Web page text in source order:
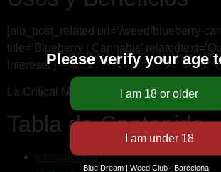
[aib_post_related url=’/weed/blueberry-
title=’Blueberry | Cannabis’
interese:’]
La Critical Mass 33 se utiliza
Tabla de Contenido
Introducción
Please verify your age
Blue Dream | Weed Club | Barcelona